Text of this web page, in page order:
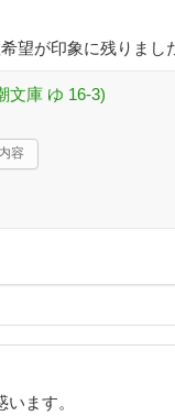
望が印象に残りまし
文庫 ゆ 16-3)
容
ます。